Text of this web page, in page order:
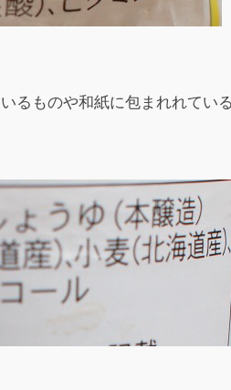
るものや和紙に包まれれてい